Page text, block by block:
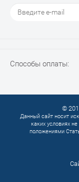
Способы оплаты:
©
Данный сайт носит
каких условиях
положениями